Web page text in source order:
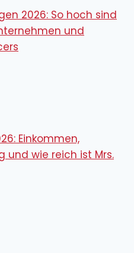
2026: So hoch sind
und
Einkommen,
und wie reich ist Mrs.